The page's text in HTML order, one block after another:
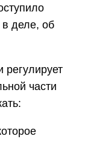
в деле, об
регулирует
части